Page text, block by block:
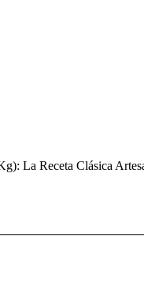
La Receta Clásica